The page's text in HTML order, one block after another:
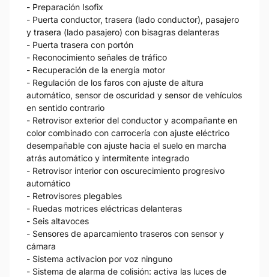
- Preparación Isofix
- Puerta conductor, trasera (lado conductor), pasajero
y trasera (lado pasajero) con bisagras delanteras
- Puerta trasera con portón
- Reconocimiento señales de tráfico
- Recuperación de la energía motor
- Regulación de los faros con ajuste de altura
automático, sensor de oscuridad y sensor de vehículos
en sentido contrario
- Retrovisor exterior del conductor y acompañante en
color combinado con carrocería con ajuste eléctrico
desempañable con ajuste hacia el suelo en marcha
atrás automático y intermitente integrado
- Retrovisor interior con oscurecimiento progresivo
automático
- Retrovisores plegables
- Ruedas motrices eléctricas delanteras
- Seis altavoces
- Sensores de aparcamiento traseros con sensor y
cámara
- Sistema activacion por voz ninguno
- Sistema de alarma de colisión: activa las luces de